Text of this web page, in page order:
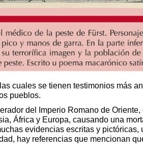
cuales se tienen testimonios más
pueblos.
del Imperio Romano de
África y Europa, causando una
evidencias escritas y pictóricas,
hay referencias que mencionan